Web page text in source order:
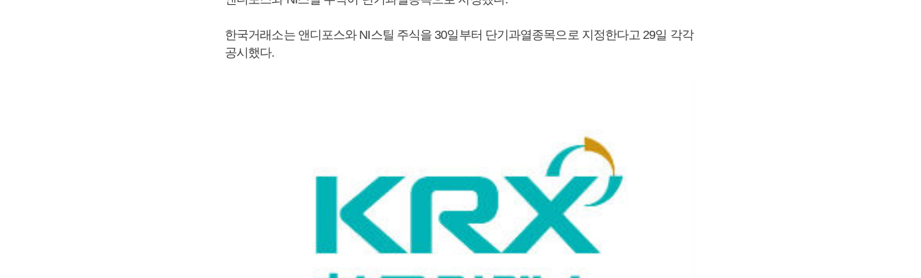
한국거래소는 앤디포스와 NI스틸 주식을 30일부터 단기과열종목으로 지정한다고 29일 각각
공시했다.